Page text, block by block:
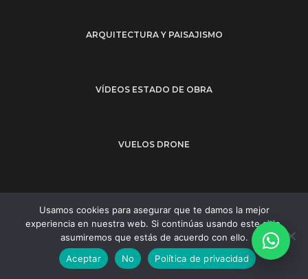
ARQUITECTURA Y PAISAJISMO
VÍDEOS ESTADO DE OBRA
VUELOS DRONE
Legal LPD Cookies info
Edificio Plaza Alta 7 | Oficina 13 | 2ª planta - 11201 Algeciras - CÁDIZ
Llámenos al655 925 735
Usamos cookies para asegurar que te damos la mejor
experiencia en nuestra web. Si continúas usando este sitio,
asumiremos que estás de acuerdo con ello.
Aceptar
No Política de privacidad